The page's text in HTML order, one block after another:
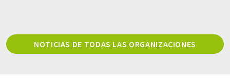
NOTICIAS DE TODAS LAS ORGANIZACIONES